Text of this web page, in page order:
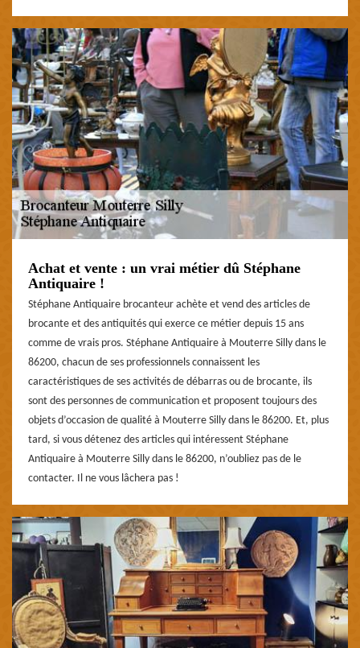
Achat et vente : un vrai métier dû Stéphane
Antiquaire !
Stéphane Antiquaire brocanteur achète et vend des articles de
brocante et des antiquités qui exerce ce métier depuis 15 ans
comme de vrais pros. Stéphane Antiquaire à Mouterre Silly dans le
86200, chacun de ses professionnels connaissent les
caractéristiques de ses activités de débarras ou de brocante, ils
sont des personnes de communication et proposent toujours des
objets d’occasion de qualité à Mouterre Silly dans le 86200. Et, plus
tard, si vous détenez des articles qui intéressent Stéphane
Antiquaire à Mouterre Silly dans le 86200, n’oubliez pas de le
contacter. Il ne vous lâchera pas !